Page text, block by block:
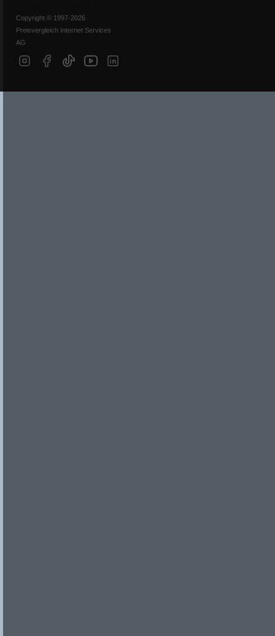
Copyright © 1997-2026
Preisvergleich Internet Services
AG